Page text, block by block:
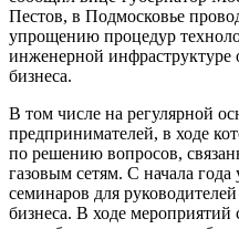
Пестов, в Подмосковье
упрощению процедур
инженерной инфраструктуре
бизнеса.
В том числе на регулярной
предпринимателей, в ходе
по решению вопросов,
газовым сетям. С начала
семинаров для
бизнеса. В ходе мероприятий